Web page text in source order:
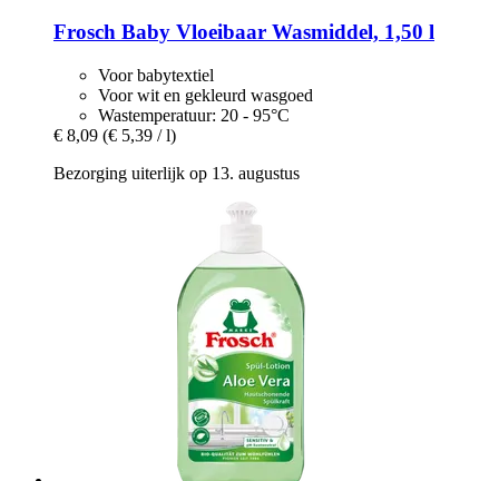
Frosch Baby Vloeibaar Wasmiddel, 1,50 l
Voor babytextiel
Voor wit en gekleurd wasgoed
Wastemperatuur: 20 - 95°C
€ 8,09 (€ 5,39 / l)
Bezorging uiterlijk op 13. augustus